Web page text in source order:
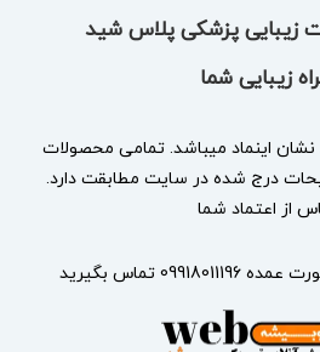
زیبایی پزشکی پلاس شید
زیبایی شما
نشان اینماد میباشد. تمامی محصولات
درج شده در سایت مطابقت دارد.
از اعتماد شما
تماس بگیرید